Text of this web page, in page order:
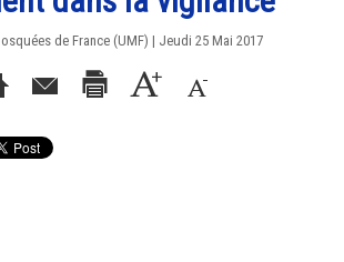
de France (UMF) | Jeudi 25 Mai 2017